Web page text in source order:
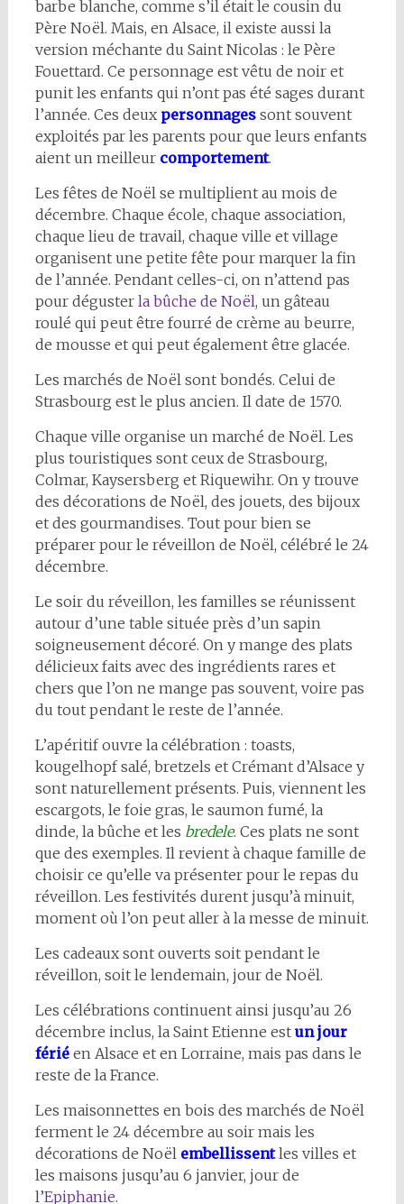
barbe blanche, comme s’il était le cousin du
Père Noël. Mais, en Alsace, il existe aussi la
version méchante du Saint Nicolas : le Père
Fouettard. Ce personnage est vêtu de noir et
punit les enfants qui n’ont pas été sages durant
l’année. Ces deux personnagessont souvent
exploités par les parents pour que leurs enfants
aient un meilleurcomportement.
Les fêtes de Noël se multiplient au mois de
décembre. Chaque école, chaque association,
chaque lieu de travail, chaque ville et village
organisent une petite fête pour marquer la fin
de l’année. Pendant celles-ci, on n’attend pas
pour déguster la bûche de Noël, un gâteau
roulé qui peut être fourré de crème au beurre,
de mousse et qui peut également être glacée.
Les marchés de Noël sont bondés. Celui de
Strasbourg est le plus ancien. Il date de 1570.
Chaque ville organise un marché de Noël. Les
plus touristiques sont ceux de Strasbourg,
Colmar, Kaysersberg et Riquewihr. On y trouve
des décorations de Noël, des jouets, des bijoux
et des gourmandises. Tout pour bien se
préparer pour le réveillon de Noël, célébré le 24
décembre.
Le soir du réveillon, les familles se réunissent
autour d’une table située près d’un sapin
soigneusement décoré. On y mange des plats
délicieux faits avec des ingrédients rares et
chers que l’on ne mange pas souvent, voire pas
du tout pendant le reste de l’année.
L’apéritif ouvre la célébration : toasts,
kougelhopf salé, bretzels et Crémant d’Alsace y
sont naturellement présents. Puis, viennent les
escargots, le foie gras, le saumon fumé, la
dinde, la bûche et les bredele. Ces plats ne sont
que des exemples. Il revient à chaque famille de
choisir ce qu’elle va présenter pour le repas du
réveillon. Les festivités durent jusqu’à minuit,
moment où l’on peut aller à la messe de minuit.
Les cadeaux sont ouverts soit pendant le
réveillon, soit le lendemain, jour de Noël.
Les célébrations continuent ainsi jusqu’au 26
décembre inclus, la Saint Etienne est un jour
fériéen Alsace et en Lorraine, mais pas dans le
reste de la France.
Les maisonnettes en bois des marchés de Noël
ferment le 24 décembre au soir mais les
décorations de Noël embellissent les villes et
les maisons jusqu’au 6 janvier, jour de
l’Epiphanie.